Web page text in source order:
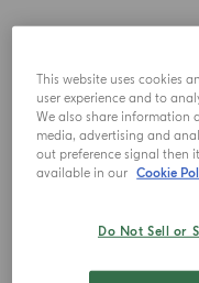
This website uses cookies
user experience and to
We also share information
media, advertising and
out preference signal then
available in our Cookie
Do Not Sell or